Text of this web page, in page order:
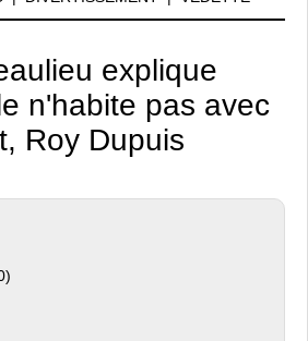
explique
n'habite pas avec
Roy Dupuis